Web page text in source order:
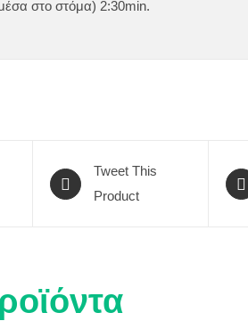
στο στόμα) 2:30min.
Tweet This
Product